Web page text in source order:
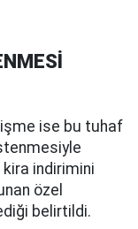
ise bu tuhaf
kira indirimini
özel
belirtildi.